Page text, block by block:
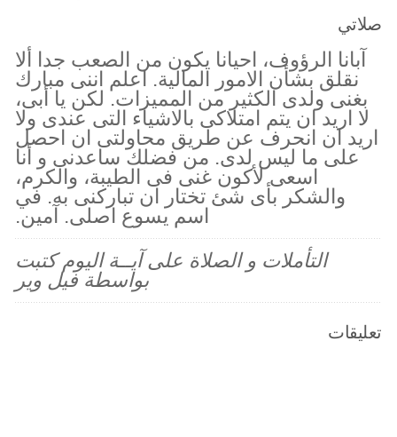
صلاتي
آبانا الرؤوف، احيانا يكون من الصعب جدا ألا
نقلق بشأن الامور المالية. اعلم اننى مبارك
بغنى ولدى الكثير من المميزات. لكن يا أبى،
لا اريد ان يتم امتلاكى بالاشياء التى عندى ولا
اريد ان انحرف عن طريق محاولتى ان احصل
على ما ليس لدى. من فضلك ساعدنى و أنا
اسعى لأكون غنى فى الطيبة، والكرم،
والشكر بأى شئ تختار ان تباركنى به. في
اسم يسوع اصلى. آمين.
التأملات و الصلاة على آيــة اليوم كتبت
بواسطة فيل وير
تعليقات